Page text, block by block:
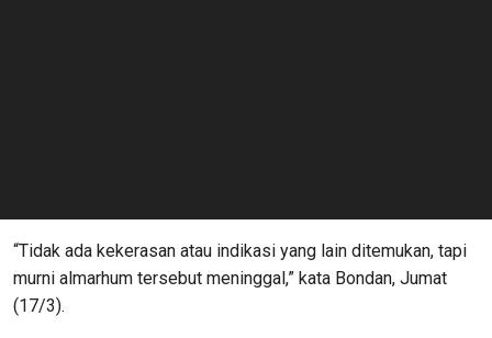
“Tidak ada kekerasan atau indikasi yang lain ditemukan, tapi
murni almarhum tersebut meninggal,” kata Bondan, Jumat
(17/3).